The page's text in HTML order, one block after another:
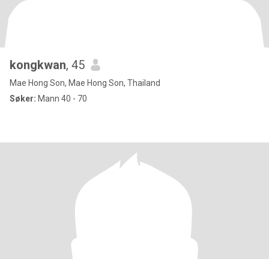
kongkwan, 45
Mae Hong Son, Mae Hong Son, Thailand
Søker: Mann 40 - 70